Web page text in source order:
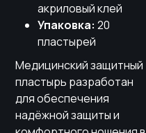
акриловый клей
Упаковка: 20
пластырей
Медицинский защитный
пластырь разработан
для обеспечения
надёжной защиты и